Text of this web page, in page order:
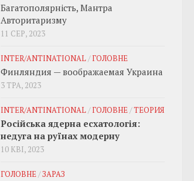
Багатополярність, Мантра
Авторитаризму
11 СЕР, 2023
INTER/ANTINATIONAL/ГОЛОВНЕ
Финляндия — воображаемая Украина
3 ТРА, 2023
INTER/ANTINATIONAL/ГОЛОВНЕ/ТЕОРИЯ
Російська ядерна есхатологія:
недуга на руїнах модерну
10 КВІ, 2023
ГОЛОВНЕ/ЗАРАЗ